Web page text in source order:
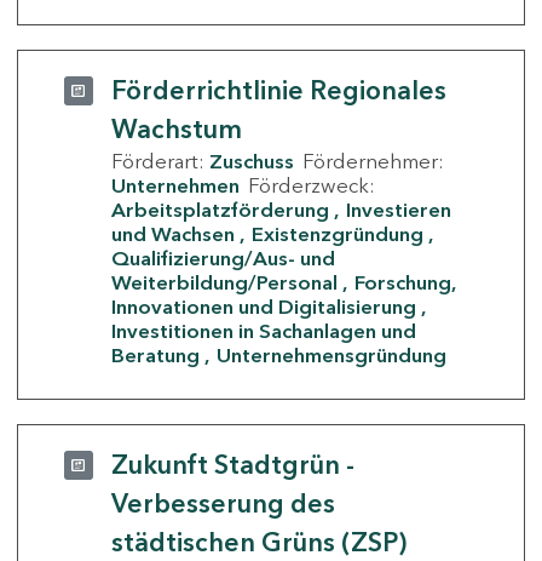
Förderrichtlinie Regionales
Wachstum
Förderart: Zuschuss Fördernehmer:
Unternehmen Förderzweck:
Arbeitsplatzförderung
Investieren
und Wachsen
Existenzgründung
Qualifizierung/Aus- und
Weiterbildung/Personal
Forschung,
Innovationen und Digitalisierung
Investitionen in Sachanlagen und
Beratung
Unternehmensgründung
Zukunft Stadtgrün -
Verbesserung des
städtischen Grüns (ZSP)